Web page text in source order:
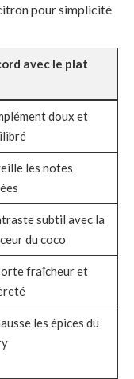
pour simplicité
avec le plat
doux et
les notes
subtil avec la
du coco
fraîcheur et
les épices du